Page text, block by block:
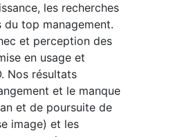
les recherches
du top management.
et perception des
en usage et
Nos résultats
et le manque
et de poursuite de
image) et les